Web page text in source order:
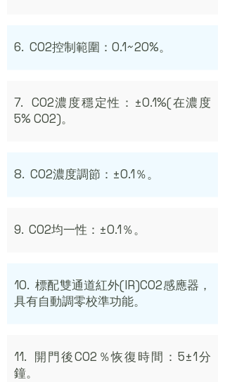
6. CO2控制範圍：0.1~20%。
7. CO2濃度穩定性：±0.1%(在濃度
5% CO2)。
8. CO2濃度調節：±0.1％。
9. CO2均一性：±0.1％。
10. 標配雙通道紅外(IR)CO2感應器，
具有自動調零校準功能。
11. 開門後CO2％恢復時間：5±1分
鐘。